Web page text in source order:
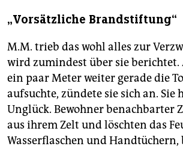
„Vorsätzliche Brandstiftung“
M.M. trieb das wohl alles zur
wird zumindest über sie
ein paar Meter weiter gerade die
aufsuchte, zündete sie sich an. Sie
Unglück. Bewohner benachbarter
aus ihrem Zelt und löschten das
Wasserflaschen und Handtüchern,